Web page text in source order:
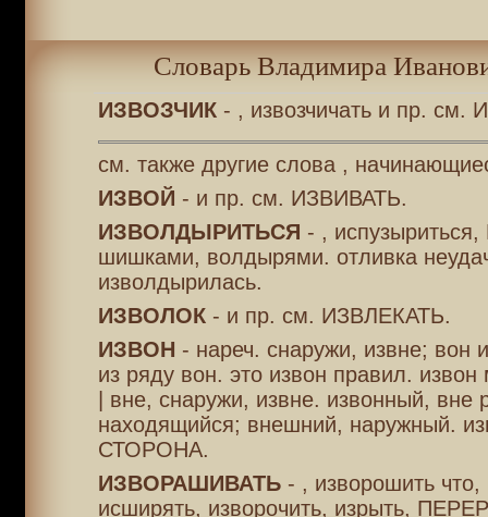
Словарь Владимира
ИЗВОЗЧИК- , извозчичать и пр. см.
см. также другие слова ,
ИЗВОЙ - и пр. см. ИЗВИВАТЬ.
ИЗВОЛДЫРИТЬСЯ - ,
шишками, волдырями. отливка
изволдырилась.
ИЗВОЛОК- и пр. см. ИЗВЛЕКАТЬ.
ИЗВОН - нареч. снаружи, извне; вон
из ряду вон. это извон правил.
| вне, снаружи, извне. извонный, вне
находящийся; внешний, наружный.
СТОРОНА.
ИЗВОРАШИВАТЬ- , изворошить что,
исширять, изворочить, изрыть,